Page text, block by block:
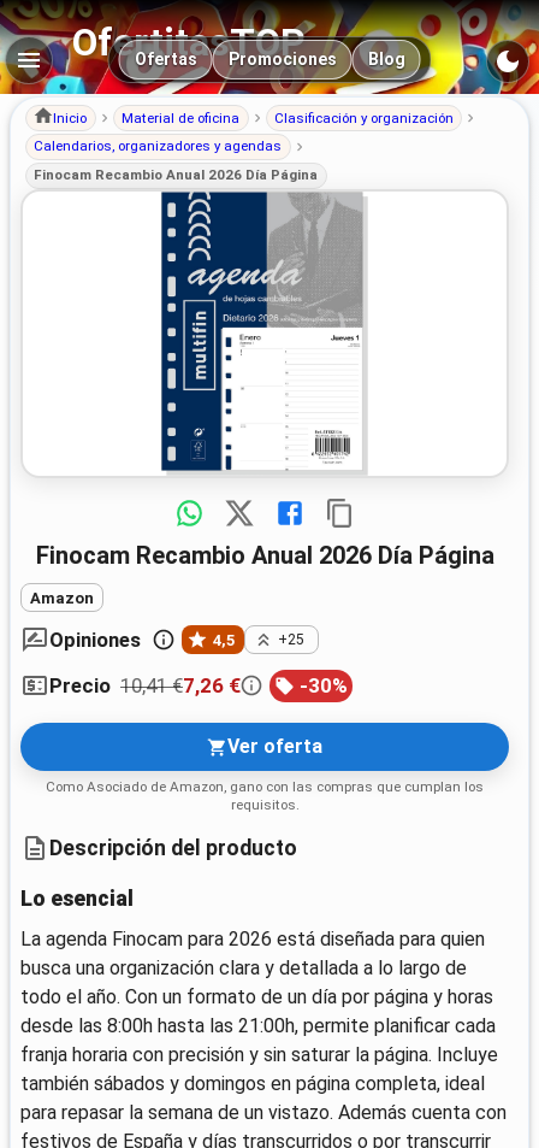
OfertitasTOP
Navegación principal
Ofertas Promociones Blog
Inicio Material de oficina
Clasificación y organización
Calendarios, organizadores y agendas
Finocam Recambio Anual 2026 Día Página
Finocam Recambio Anual 2026 Día Página
Amazon
Opiniones 4,5 +25
Precio 10,41 €7,26 € -30%
Ver oferta
Como Asociado de Amazon, gano con las compras que cumplan los
requisitos.
Descripción del producto
Lo esencial
La agenda Finocam para 2026 está diseñada para quien
busca una organización clara y detallada a lo largo de
todo el año. Con un formato de un día por página y horas
desde las 8:00h hasta las 21:00h, permite planificar cada
franja horaria con precisión y sin saturar la página. Incluye
también sábados y domingos en página completa, ideal
para repasar la semana de un vistazo. Además cuenta con
festivos de España y días transcurridos o por transcurrir